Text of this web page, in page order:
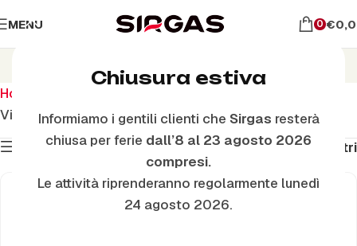
Chiusura estiva
Informiamo i gentili clienti che Sirgas resterà
chiusa per ferie dall’8 al 23 agosto 2026
compresi.
Le attività riprenderanno regolarmente lunedì
24 agosto 2026.
MENU 0 €
Bruciatori Forno
Home
Visualizzazione di 28 risultati
Mostra filtri
Filtri